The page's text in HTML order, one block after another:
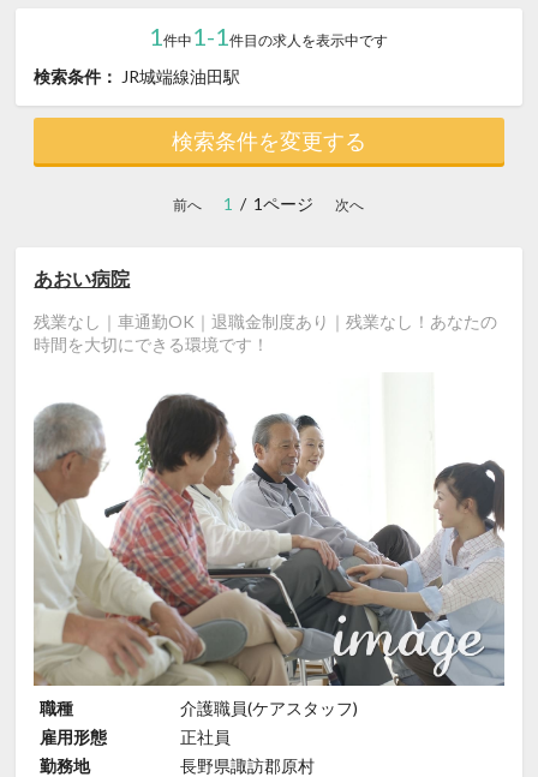
1件中 1-1件目の求人を表示中です
検索条件： JR城端線油田駅
検索条件を変更する
前へ 1 / 1ページ 次へ
あおい病院
残業なし｜車通勤OK｜退職金制度あり｜残業なし！あなたの
時間を大切にできる環境です！
職種
介護職員(ケアスタッフ)
雇用形態
正社員
勤務地
長野県諏訪郡原村